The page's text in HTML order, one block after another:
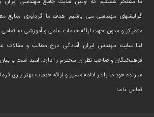
گرایشهای مهندسی می باشیم. هدف ما گردآوری منابع
متمرکز و مدون جهت ارائه خدمات علمی و آموزشی به تمامی
لذا سایت مهندس ایران آمادگی درج مطالب و مقالات
فرهیختگان و صاحب نظران محترم را دارد. امید است با
سازنده خود ما را در ادامه مسیر و ارائه خدمات بهتر یاری
تماس با ما